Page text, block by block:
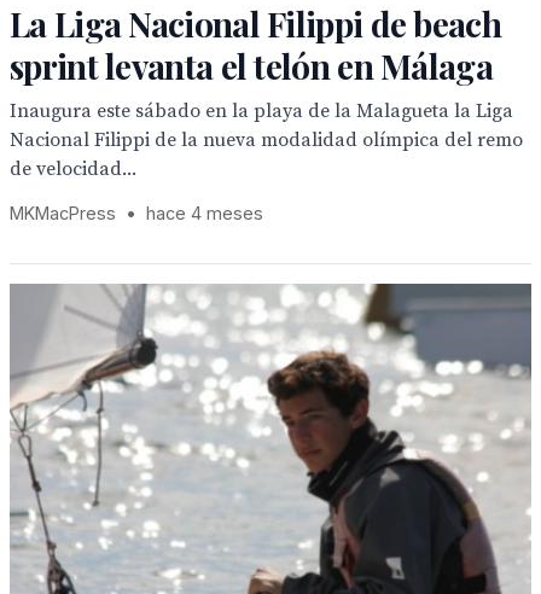
La Liga Nacional Filippi de beach
sprint levanta el telón en Málaga
Inaugura este sábado en la playa de la Malagueta la Liga
Nacional Filippi de la nueva modalidad olímpica del remo
de velocidad...
MKMacPress • hace 4 meses